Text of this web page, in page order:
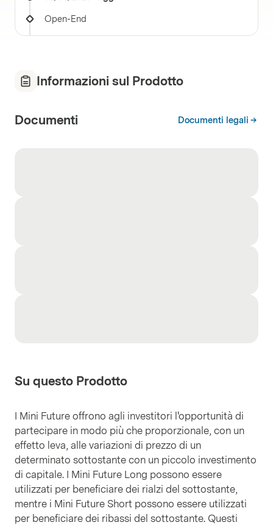
Open-End
Informazioni sul Prodotto
Documenti Documenti legali
Su questo Prodotto
I Mini Future offrono agli investitori l'opportunità di
partecipare in modo più che proporzionale, con un
effetto leva, alle variazioni di prezzo di un
determinato sottostante con un piccolo investimento
di capitale. I Mini Future Long possono essere
utilizzati per beneficiare dei rialzi del sottostante,
mentre i Mini Future Short possono essere utilizzati
per beneficiare dei ribassi del sottostante. Questi